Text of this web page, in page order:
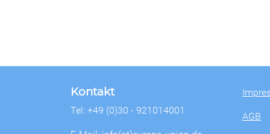
Kontakt
Tel: +49 (0)30 - 921014001
AGB